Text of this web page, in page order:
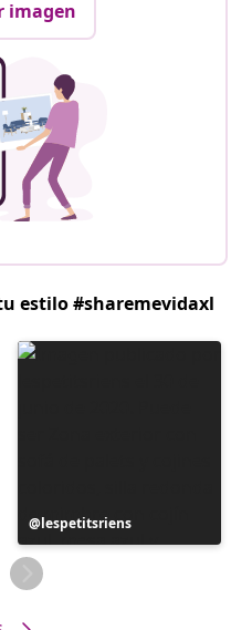
imagen
estilo #sharemevidaxl
Publicación
realizada
por
lespetitsriens